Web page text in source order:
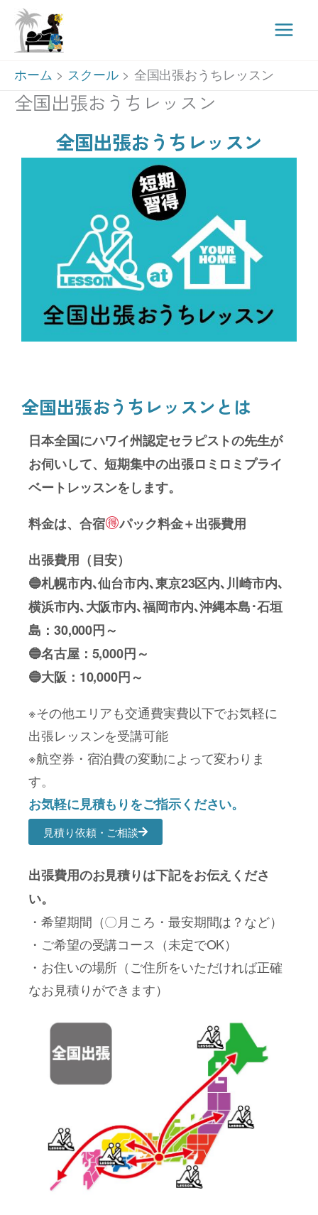
Main
ホーム スクール 全国出張おうちレッスン
全国出張おうちレッスン
全国出張おうちレッスン
全国出張おうちレッスンとは
日本全国にハワイ州認定セラピストの先生が
お伺いして、短期集中の出張ロミロミプライ
ベートレッスンをします。
料金は、合宿
パック料金＋出張費用
出張費用（目安）
🔵札幌市内､仙台市内､東京23区内､川崎市内､
横浜市内､大阪市内､福岡市内､沖縄本島･石垣
島：30,000円～
🔵名古屋：5,000円～
🔵大阪：10,000円～
※その他エリアも交通費実費以下でお気軽に
出張レッスンを受講可能
※航空券・宿泊費の変動によって変わりま
す。
お気軽に見積もりをご指示ください。
見積り依頼・ご相談
出張費用のお見積りは下記をお伝えくださ
い。
・希望期間（〇月ころ・最安期間は？など）
・ご希望の受講コース（未定でOK）
・お住いの場所（ご住所をいただければ正確
なお見積りができます）